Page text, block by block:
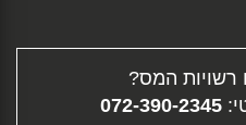
המס?
072-390-2345